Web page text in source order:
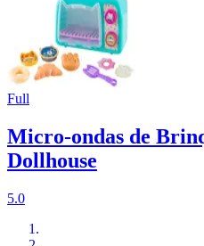
Full
Micro-ondas de
Dollhouse
5.0